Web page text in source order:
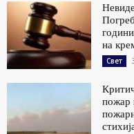
на
Свет
пожар